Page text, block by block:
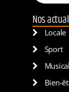
Nos
Locale
Sport
Bien-